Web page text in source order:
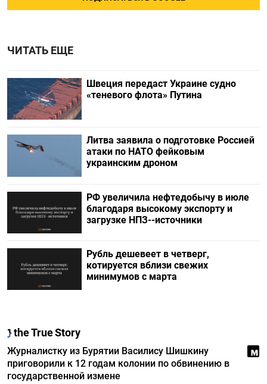
ЧИТАТЬ ЕЩЕ
Швеция передаст Украине судно
«теневого флота» Путина
Литва заявила о подготовке Россией
атаки по НАТО фейковым
украинским дроном
РФ увеличила нефтедобычу в июле
благодаря высокому экспорту и
загрузке НПЗ--источники
Рубль дешевеет в четверг,
котируется вблизи свежих
минимумов с марта